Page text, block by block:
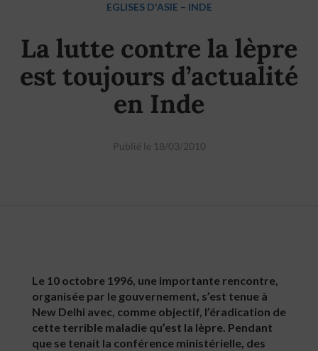
EGLISES D'ASIE – INDE
La lutte contre la lèpre
est toujours d’actualité
en Inde
Publié le 18/03/2010
Le 10 octobre 1996, une importante rencontre,
organisée par le gouvernement, s’est tenue à
New Delhi avec, comme objectif, l’éradication de
cette terrible maladie qu’est la lèpre. Pendant
que se tenait la conférence ministérielle, des